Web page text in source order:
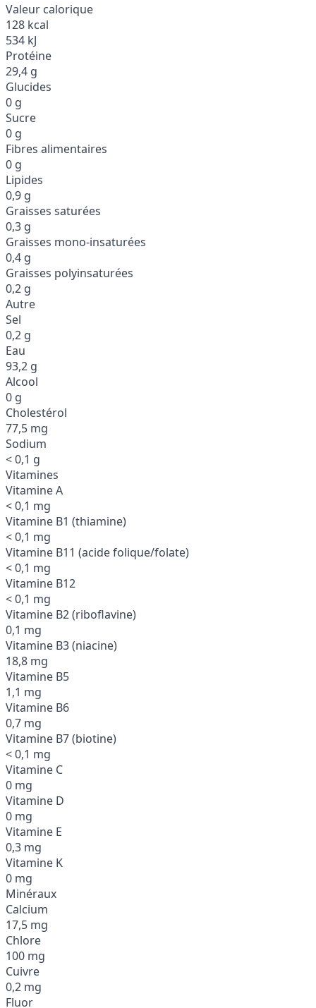
Valeur calorique
128 kcal
534 kJ
Protéine
29,4 g
Glucides
0 g
Sucre
0 g
Fibres alimentaires
0 g
Lipides
0,9 g
Graisses saturées
0,3 g
Graisses mono-insaturées
0,4 g
Graisses polyinsaturées
0,2 g
Autre
Sel
0,2 g
Eau
93,2 g
Alcool
0 g
Cholestérol
77,5 mg
Sodium
< 0,1 g
Vitamines
Vitamine A
< 0,1 mg
Vitamine B1 (thiamine)
< 0,1 mg
Vitamine B11 (acide folique/folate)
< 0,1 mg
Vitamine B12
< 0,1 mg
Vitamine B2 (riboflavine)
0,1 mg
Vitamine B3 (niacine)
18,8 mg
Vitamine B5
1,1 mg
Vitamine B6
0,7 mg
Vitamine B7 (biotine)
< 0,1 mg
Vitamine C
0 mg
Vitamine D
0 mg
Vitamine E
0,3 mg
Vitamine K
0 mg
Minéraux
Calcium
17,5 mg
Chlore
100 mg
Cuivre
0,2 mg
Fluor